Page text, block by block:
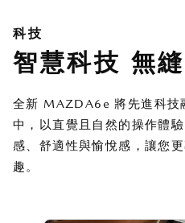
科技
智慧科技 無
全新 MAZDA6e 將先進科技
中，以直覺且自然的操作體
感、舒適性與愉悅感，讓您
趣。